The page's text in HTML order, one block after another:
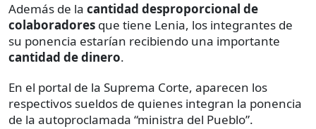
Además de la cantidad desproporcional de
colaboradores que tiene Lenia, los integrantes de
su ponencia estarían recibiendo una importante
cantidad de dinero.
En el portal de la Suprema Corte, aparecen los
respectivos sueldos de quienes integran la ponencia
de la autoproclamada “ministra del Pueblo”.